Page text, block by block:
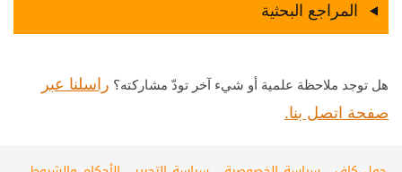
المراجع البحثية
هل توجد ملاحظة علمية أو شيء آخر تودّ مشاركته؟ راسلنا عبر
صفحة اتصل بنا.